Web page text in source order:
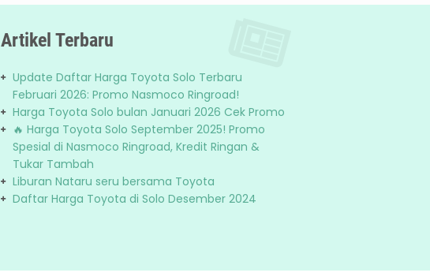
Artikel Terbaru
Update Daftar Harga Toyota Solo Terbaru
Februari 2026: Promo Nasmoco Ringroad!
Harga Toyota Solo bulan Januari 2026 Cek Promo
🔥 Harga Toyota Solo September 2025! Promo
Spesial di Nasmoco Ringroad, Kredit Ringan &
Tukar Tambah
Liburan Nataru seru bersama Toyota
Daftar Harga Toyota di Solo Desember 2024